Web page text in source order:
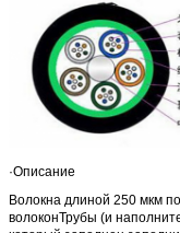
·Описание
Волокна длиной 250 мкм
волоконТрубы (и